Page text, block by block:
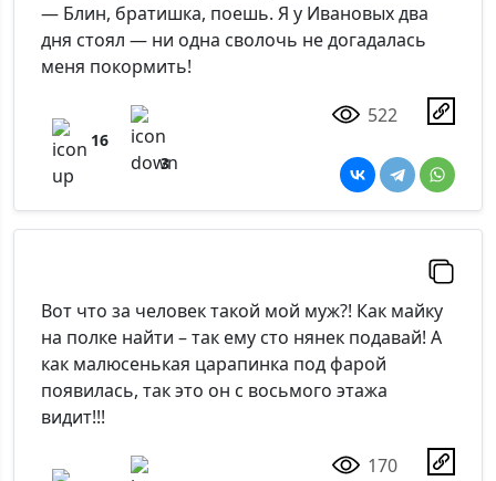
— Блин, братишка, поешь. Я у Ивановых два
дня стоял — ни одна сволочь не догадалась
меня покормить!
16
3
522
Вот что за человек такой мой муж?! Как майку
на полке найти – так ему сто нянек подавай! А
как малюсенькая царапинка под фарой
появилась, так это он с восьмого этажа
видит!!!
170